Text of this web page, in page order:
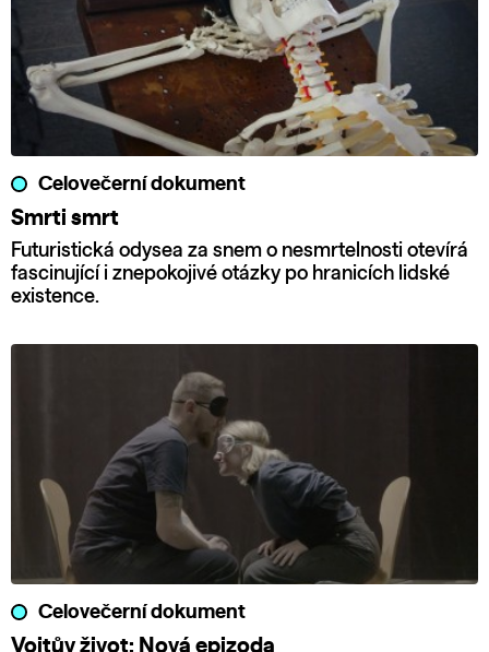
Celovečerní dokument
Smrti smrt
Futuristická odysea za snem o nesmrtelnosti otevírá
fascinující i znepokojivé otázky po hranicích lidské
existence.
Celovečerní dokument
Vojtův život: Nová epizoda